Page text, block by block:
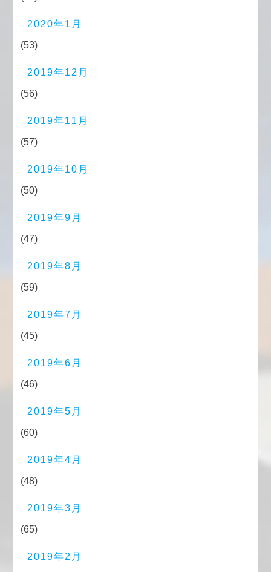
2020年1月
(53)
2019年12月
(56)
2019年11月
(57)
2019年10月
(50)
2019年9月
(47)
2019年8月
(59)
2019年7月
(45)
2019年6月
(46)
2019年5月
(60)
2019年4月
(48)
2019年3月
(65)
2019年2月